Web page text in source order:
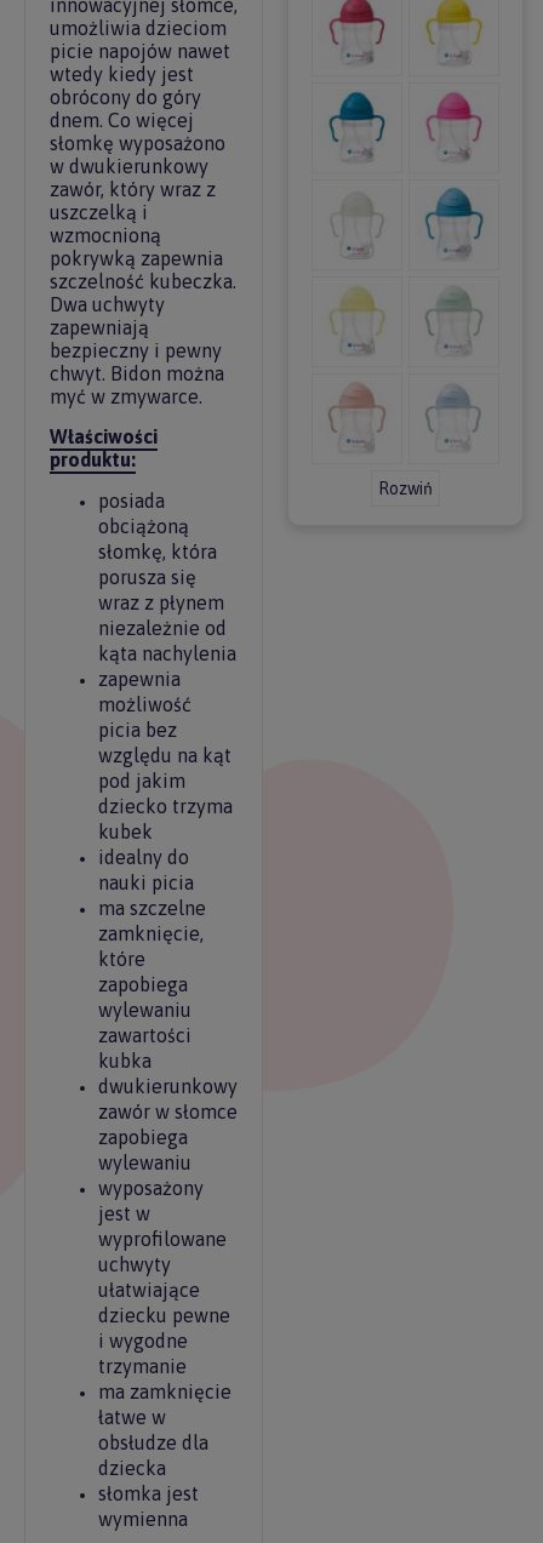
innowacyjnej słomce,
umożliwia dzieciom
picie napojów nawet
wtedy kiedy jest
obrócony do góry
dnem. Co więcej
słomkę wyposażono
w dwukierunkowy
zawór, który wraz z
uszczelką i
wzmocnioną
pokrywką zapewnia
szczelność kubeczka.
Dwa uchwyty
zapewniają
bezpieczny i pewny
chwyt. Bidon można
myć w zmywarce.
Właściwości
produktu:
posiada
obciążoną
słomkę, która
porusza się
wraz z płynem
niezależnie od
kąta nachylenia
zapewnia
możliwość
picia bez
względu na kąt
pod jakim
dziecko trzyma
kubek
idealny do
nauki picia
ma szczelne
zamknięcie,
które
zapobiega
wylewaniu
zawartości
kubka
dwukierunkowy
zawór w słomce
zapobiega
wylewaniu
wyposażony
jest w
wyprofilowane
uchwyty
ułatwiające
dziecku pewne
i wygodne
trzymanie
ma zamknięcie
łatwe w
obsłudze dla
dziecka
słomka jest
wymienna
Rozwiń